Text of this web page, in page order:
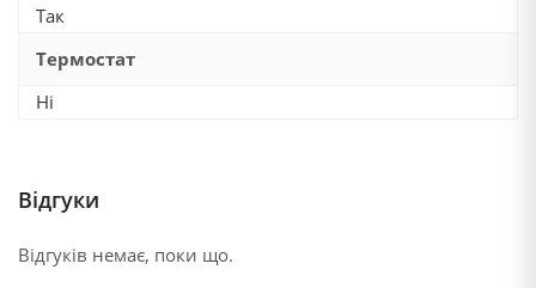
Так
Термостат
Ні
Відгуки
Відгуків немає, поки що.